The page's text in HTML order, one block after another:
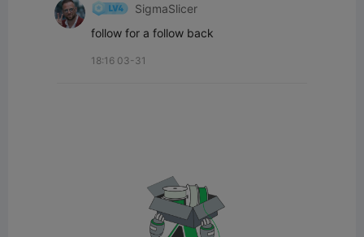
SigmaSlicer
follow for a follow back
18:16 03-31